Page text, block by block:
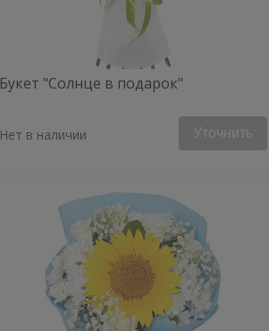
Букет "Солнце в подарок"
Нет в наличии Уточнить